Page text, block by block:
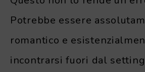
Potrebbe essere
romantico e
incontrarsi fuori dal